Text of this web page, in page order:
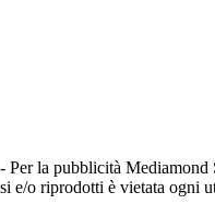
la pubblicità
e/o riprodotti è vietata ogni